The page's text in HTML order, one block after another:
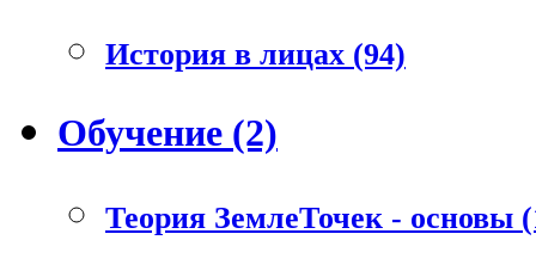
История в лицах (94)
Обучение (2)
Теория ЗемлеТочек - основы